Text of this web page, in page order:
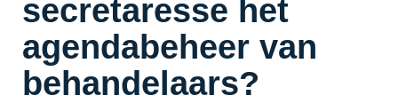
secretaresse het
agendabeheer van
behandelaars?